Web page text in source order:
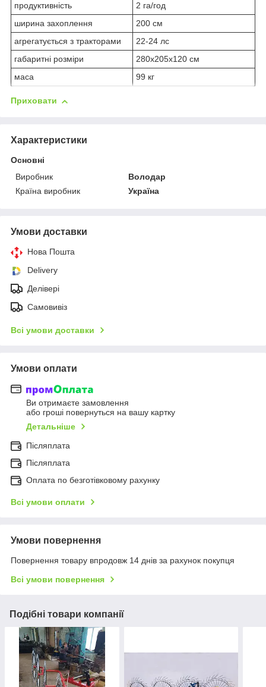
продуктивність
2 га/год
ширина захоплення
200 см
агрегатується з тракторами
22-24 лс
габаритні розміри
280х205х120 см
маса
99 кг
Приховати
Характеристики
Основні
Виробник
Володар
Країна виробник
Україна
Умови доставки
Нова Пошта
Delivery
Делівері
Самовивіз
Всі умови доставки
Умови оплати
Ви отримаєте замовлення
або гроші повернуться на вашу картку
Детальніше
Післяплата
Післяплата
Оплата по безготівковому рахунку
Всі умови оплати
Умови повернення
Повернення товару впродовж 14 днів за рахунок покупця
Всі умови повернення
Подібні товари компанії